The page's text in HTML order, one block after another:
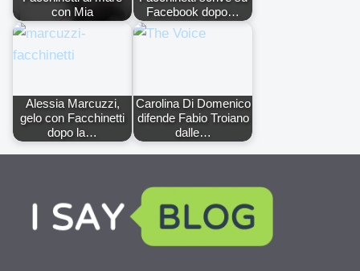
con Mia
Facebook dopo…
Alessia Marcuzzi,
gelo con Facchinetti
dopo la…
Carolina Di Domenico
difende Fabio Troiano
dalle…